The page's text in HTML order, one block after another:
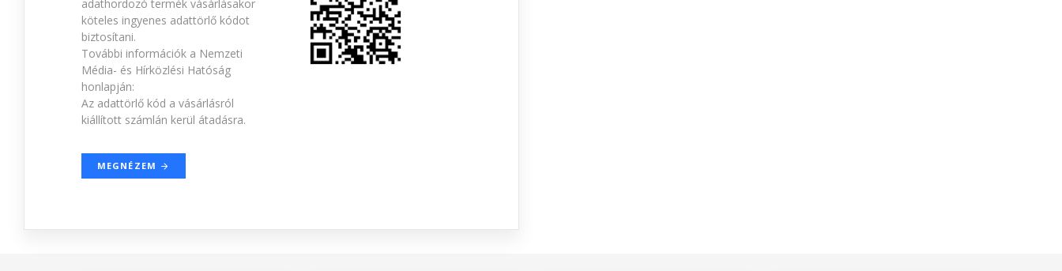
adathordozó termék vásárlásakor
köteles ingyenes adattörlő kódot
biztosítani.
További információk a Nemzeti
Média- és Hírközlési Hatóság
honlapján:
Az adattörlő kód a vásárlásról
kiállított számlán kerül átadásra.
MEGNÉZEM